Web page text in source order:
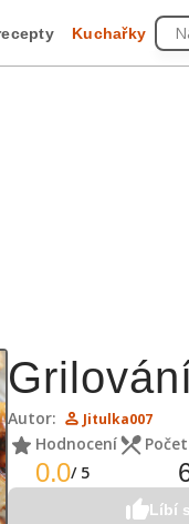
Kuchařky
Autor: Jitulka007
Hodnocení
0.0/ 5
Líbí